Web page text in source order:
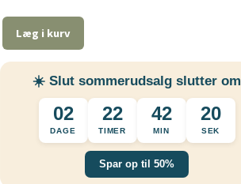
Læg i kurv
☀️ Slut sommerudsalg slutter om
02
DAGE
22
TIMER
42
MIN
19
SEK
Spar op til 50%